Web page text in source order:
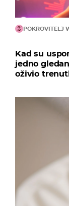
POKROVITELJ
Kad su
jedno
oživio